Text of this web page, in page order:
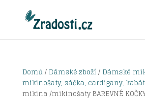
Domů/ Dámské zboží / Dámské
mikinošaty, sáčka, cardigany,
mikina /mikinošaty BAREVNÉ